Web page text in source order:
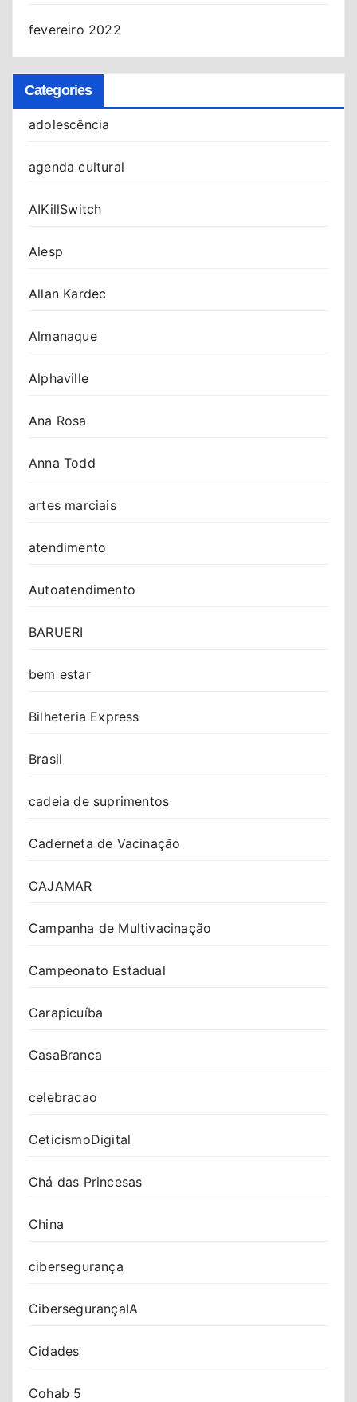
fevereiro 2022
Categories
adolescência
agenda cultural
AIKillSwitch
Alesp
Allan Kardec
Almanaque
Alphaville
Ana Rosa
Anna Todd
artes marciais
atendimento
Autoatendimento
BARUERI
bem estar
Bilheteria Express
Brasil
cadeia de suprimentos
Caderneta de Vacinação
CAJAMAR
Campanha de Multivacinação
Campeonato Estadual
Carapicuíba
CasaBranca
celebracao
CeticismoDigital
Chá das Princesas
China
cibersegurança
CibersegurançaIA
Cidades
Cohab 5